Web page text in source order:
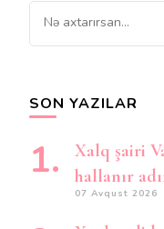
Bir
şey
SON YAZILAR
Xalq şairi
hallanır
07 Avqust 2026